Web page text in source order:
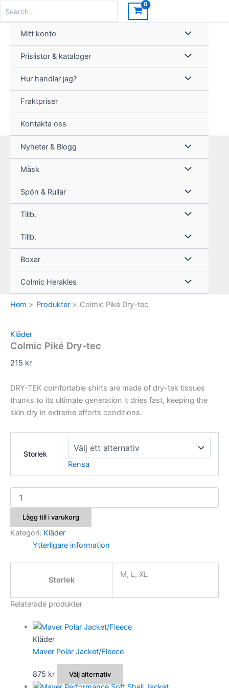
innehåll
for:
Mitt konto
Prislistor & kataloger
Hur handlar jag?
Fraktpriser
Kontakta oss
Nyheter & Blogg
Mäsk
Spön & Rullar
Tillb.
Tillb.
Boxar
Colmic Herakles
Hem Produkter Colmic Piké Dry-tec
Kläder
Colmic Piké Dry-tec
215 kr
DRY-TEK comfortable shirts are made of dry-tek tissues
thanks to its ultimate generation it dries fast, keeping the
skin dry in extreme efforts conditions.
Storlek
Rensa
Colmic
Piké
mängd
Lägg till i varukorg
Kategori: Kläder
Ytterligare information
Storlek
M, L, XL
Relaterade produkter
Kläder
Maver Polar Jacket/Fleece
875 kr Välj alternativ
här